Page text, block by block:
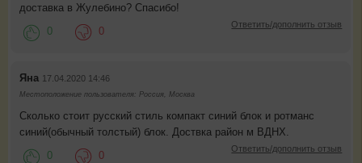
доставка в Жулебино? Спасибо!
Ответить/дополнить отзыв
0 0
Яна 17.04.2020 14:46
Местоположение пользователя: Россия, Москва
Сколько стоит русский стиль компакт синий блок и ротманс
синий(обычный толстый) блок. Доствка район м ВДНХ.
Ответить/дополнить отзыв
0 0